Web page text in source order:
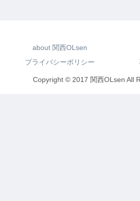
about 関西OLsen
プライバシーポリシー
Copyright © 2017 関西OLsen All